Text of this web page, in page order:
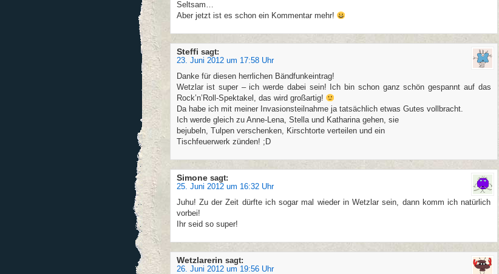
Seltsam…
Aber jetzt ist es schon ein Kommentar mehr!
Steffi sagt:
23. Juni 2012 um 17:58 Uhr
Danke für diesen herrlichen Bändfunkeintrag!
Wetzlar ist super – ich werde dabei sein! Ich bin schon ganz schön gespannt auf das
Rock’n’Roll-Spektakel, das wird großartig!
Da habe ich mit meiner Invasionsteilnahme ja tatsächlich etwas Gutes vollbracht.
Ich werde gleich zu Anne-Lena, Stella und Katharina gehen, sie
bejubeln, Tulpen verschenken, Kirschtorte verteilen und ein
Tischfeuerwerk zünden! ;D
Simone sagt:
25. Juni 2012 um 16:32 Uhr
Juhu! Zu der Zeit dürfte ich sogar mal wieder in Wetzlar sein, dann komm ich natürlich
vorbei!
Ihr seid so super!
Wetzlarerin sagt:
26. Juni 2012 um 19:56 Uhr